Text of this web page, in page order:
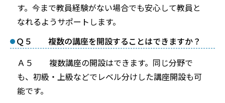
す。今まで教員経験がない場合でも安心して教員と
なれるようサポートします。
Ｑ５ 複数の講座を開設することはできますか？
Ａ５ 複数講座の開設はできます。同じ分野で
も、初級・上級などでレベル分けした講座開設も可
能です。